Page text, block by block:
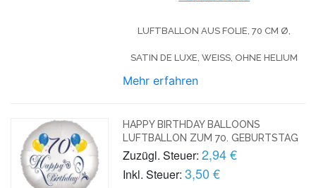
LUFTBALLON AUS FOLIE, 70 CM Ø,
SATIN DE LUXE, WEISS, OHNE HELIUM
Mehr erfahren
HAPPY BIRTHDAY BALLOONS
LUFTBALLON ZUM 70. GEBURTSTAG
Zuzügl. Steuer: 2,94 €
Inkl. Steuer: 3,50 €